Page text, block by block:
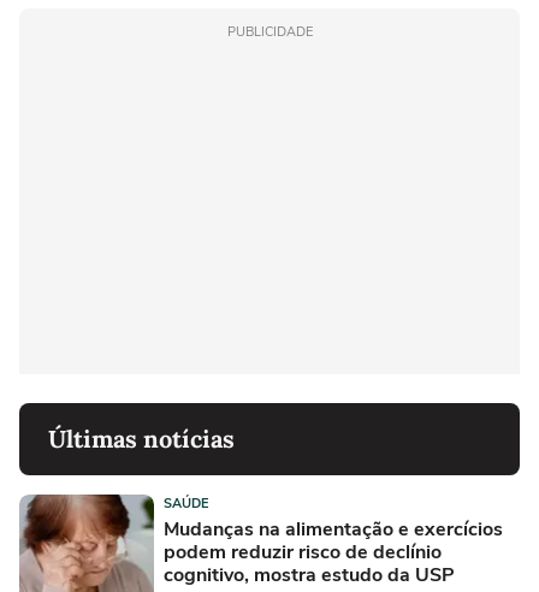
PUBLICIDADE
Últimas notícias
SAÚDE
Mudanças na alimentação e exercícios
podem reduzir risco de declínio
cognitivo, mostra estudo da USP